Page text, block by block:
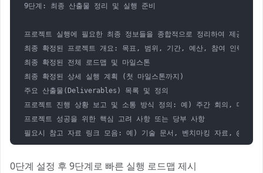
9단계: 최종 산출물 정리 및 실행 준비
프로젝트 실행에 필요한 최종 정보들을 종합적으로 정리하여 제공해
최종 확정된 프로젝트 개요: 목표, 범위, 기간, 예산, 참여 인력 요약
최종 확정된 전체 로드맵 및 마일스톤
최종 확정된 상세 실행 계획 (첫 마일스톤까지)
주요 산출물(Deliverables) 목록 및 정의
프로젝트 진행 상황 보고 및 소통 방식 정의: 예) 주간 회의, 데일
프로젝트 성공을 위한 핵심 고려 사항 또는 당부 사항
필요시 참고 자료 링크 모음: 예) 기술 문서, 벤치마킹 자료,
0단계 설정 후 9단계로 빠른 실행 로드맵 제시